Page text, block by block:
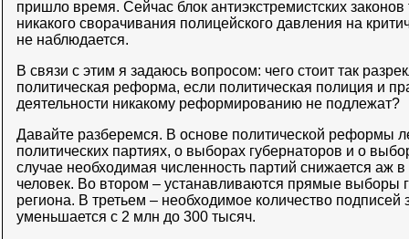
пришло время. Сейчас блок антиэкстремистских законов
никакого сворачивания полицейского давления на
не наблюдается.
В связи с этим я задаюсь вопросом: чего стоит так
политическая реформа, если политическая полиция и
деятельности никакому реформированию не подлежат?
Давайте разберемся. В основе политической реформы
политических партиях, о выборах губернаторов и о
случае необходимая численность партий снижается аж
человек. Во втором – устанавливаются прямые выборы
региона. В третьем – необходимое количество подписей
уменьшается с 2 млн до 300 тысяч.